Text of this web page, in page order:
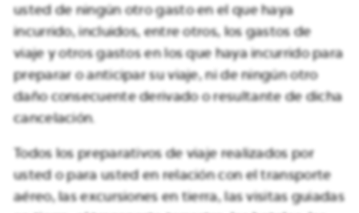
usted de ningún otro gasto en el que haya
incurrido, incluidos, entre otros, los gastos de
viaje y otros gastos en los que haya incurrido para
preparar o anticipar su viaje, ni de ningún otro
daño consecuente derivado o resultante de dicha
cancelación.
Todos los preparativos de viaje realizados por
usted o para usted en relación con el transporte
aéreo, las excursiones en tierra, las visitas guiadas